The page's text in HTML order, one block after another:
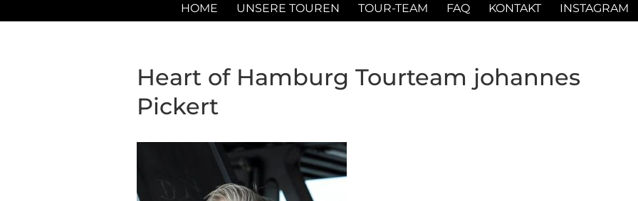
HOME UNSERE TOUREN TOUR-TEAM FAQ KONTAKT INSTAGRAM
Heart of Hamburg Tourteam johannes
Pickert